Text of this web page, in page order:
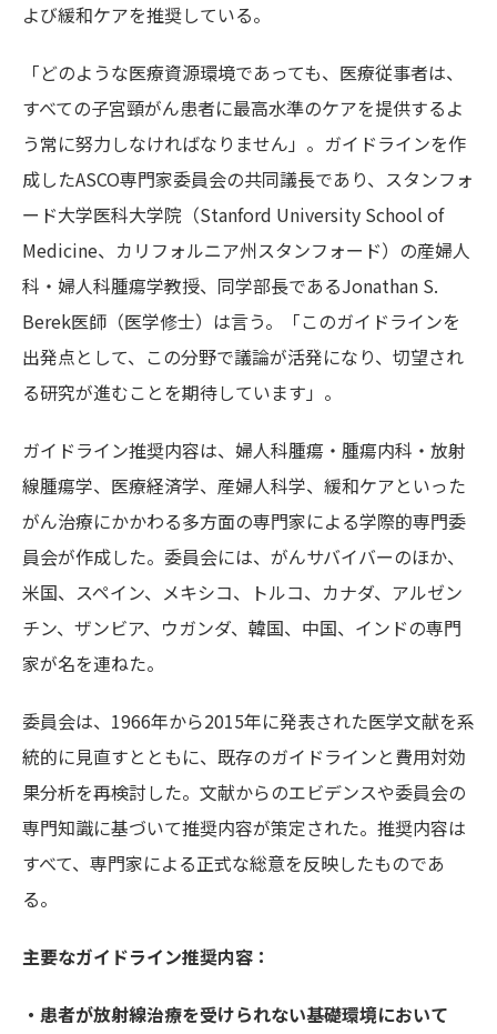
よび緩和ケアを推奨している。
「どのような医療資源環境であっても、医療従事者は、
すべての子宮頸がん患者に最高水準のケアを提供するよ
う常に努力しなければなりません」。ガイドラインを作
成したASCO専門家委員会の共同議長であり、スタンフォ
ード大学医科大学院（Stanford University School of
Medicine、カリフォルニア州スタンフォード）の産婦人
科・婦人科腫瘍学教授、同学部長であるJonathan S.
Berek医師（医学修士）は言う。「このガイドラインを
出発点として、この分野で議論が活発になり、切望され
る研究が進むことを期待しています」。
ガイドライン推奨内容は、婦人科腫瘍・腫瘍内科・放射
線腫瘍学、医療経済学、産婦人科学、緩和ケアといった
がん治療にかかわる多方面の専門家による学際的専門委
員会が作成した。委員会には、がんサバイバーのほか、
米国、スペイン、メキシコ、トルコ、カナダ、アルゼン
チン、ザンビア、ウガンダ、韓国、中国、インドの専門
家が名を連ねた。
委員会は、1966年から2015年に発表された医学文献を系
統的に見直すとともに、既存のガイドラインと費用対効
果分析を再検討した。文献からのエビデンスや委員会の
専門知識に基づいて推奨内容が策定された。推奨内容は
すべて、専門家による正式な総意を反映したものであ
る。
主要なガイドライン推奨内容：
・患者が放射線治療を受けられない基礎環境において